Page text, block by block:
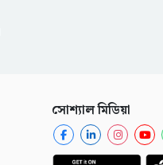
সোশ্যাল মিডিয়া